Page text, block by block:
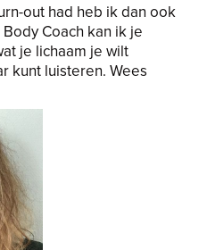
out had heb ik dan ook
Coach kan ik je
je lichaam je wilt
kunt luisteren. Wees